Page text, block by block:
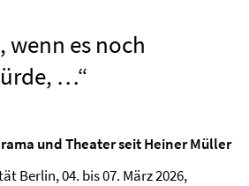
wenn es noch
…“
und Theater seit Heiner Müller
Berlin, 04. bis 07. März 2026,